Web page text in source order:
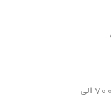
✳️ یونولیت تیرچه کرومیت یک متری/ ۷۰۰ الی